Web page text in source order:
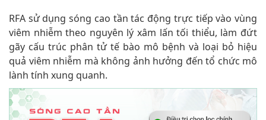
RFA sử dụng sóng cao tần tác động trực tiếp vào vùng
viêm nhiễm theo nguyên lý xâm lấn tối thiểu, làm đứt
gãy cấu trúc phân tử tế bào mô bệnh và loại bỏ hiệu
quả viêm nhiễm mà không ảnh hưởng đến tổ chức mô
lành tính xung quanh.